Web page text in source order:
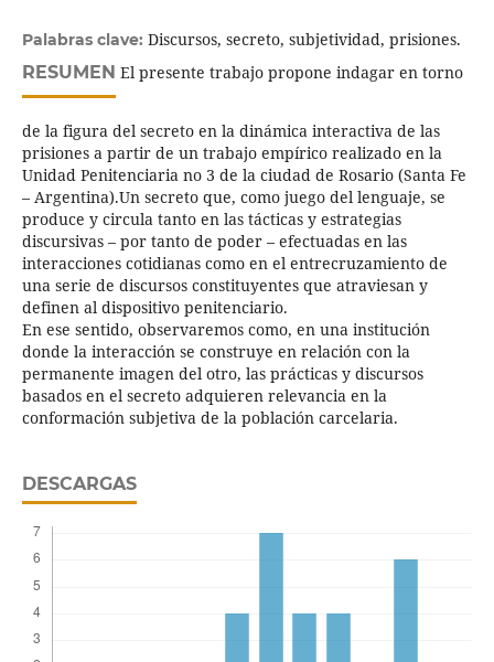
Palabras clave: Discursos, secreto, subjetividad, prisiones.
RESUMEN El presente trabajo propone indagar en torno
de la figura del secreto en la dinámica interactiva de las
prisiones a partir de un trabajo empírico realizado en la
Unidad Penitenciaria no 3 de la ciudad de Rosario (Santa Fe
– Argentina).Un secreto que, como juego del lenguaje, se
produce y circula tanto en las tácticas y estrategias
discursivas – por tanto de poder – efectuadas en las
interacciones cotidianas como en el entrecruzamiento de
una serie de discursos constituyentes que atraviesan y
definen al dispositivo penitenciario.
En ese sentido, observaremos como, en una institución
donde la interacción se construye en relación con la
permanente imagen del otro, las prácticas y discursos
basados en el secreto adquieren relevancia en la
conformación subjetiva de la población carcelaria.
DESCARGAS